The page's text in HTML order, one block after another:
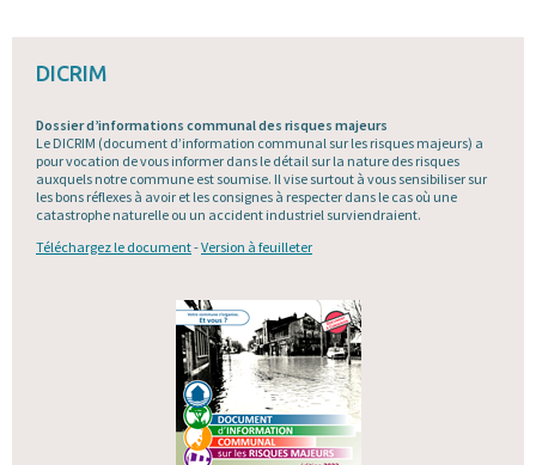
DICRIM
Dossier d’informations communal des risques majeurs
Le DICRIM (document d’information communal sur les risques majeurs) a
pour vocation de vous informer dans le détail sur la nature des risques
auxquels notre commune est soumise. Il vise surtout à vous sensibiliser sur
les bons réflexes à avoir et les consignes à respecter dans le cas où une
catastrophe naturelle ou un accident industriel surviendraient.
Téléchargez le document-Version à feuilleter